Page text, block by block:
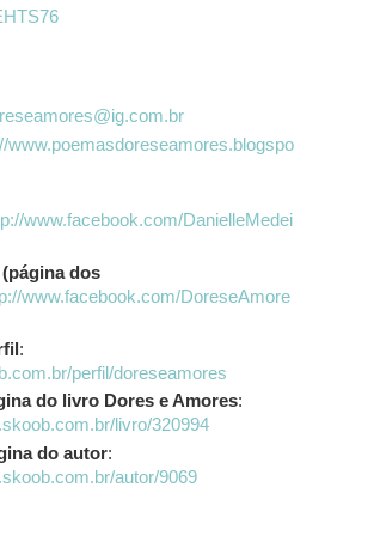
www.poemasdoreseamores.blogspo
www.facebook.com/DanielleMedei
(página dos
www.facebook.com/DoreseAmore
:
perfil/doreseamores
do livro Dores e Amores:
livro/320994
do autor:
autor/9069